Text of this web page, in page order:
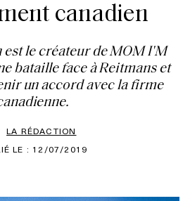
canadien
est le créateur de MOM I'M
bataille face à Reitmans et
un accord avec la firme
LA RÉDACTION
LE : 12/07/2019